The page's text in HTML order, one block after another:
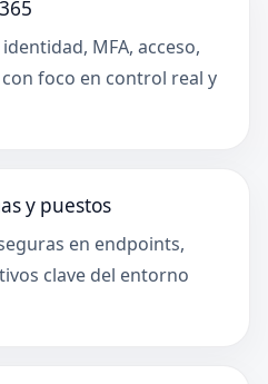
MFA, acceso,
foco en control real y
y puestos
en endpoints,
clave del entorno